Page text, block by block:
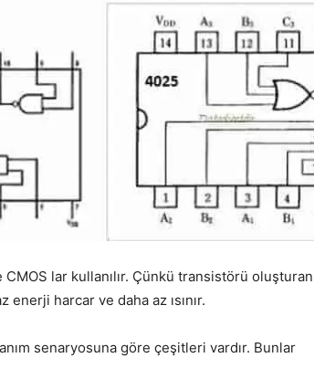
lar kullanılır. Çünkü transistörü oluşturan
enerji harcar ve daha az ısınır.
senaryosuna göre çeşitleri vardır. Bunlar